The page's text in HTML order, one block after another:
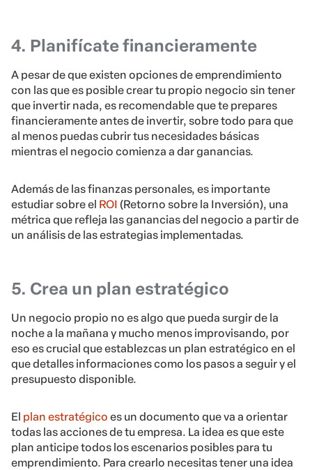
4. Planifícate financieramente
A pesar de que existen opciones de emprendimiento
con las que es posible crear tu propio negocio sin tener
que invertir nada, es recomendable que te prepares
financieramente antes de invertir, sobre todo para que
al menos puedas cubrir tus necesidades básicas
mientras el negocio comienza a dar ganancias.
Además de las finanzas personales, es importante
estudiar sobre el ROI (Retorno sobre la Inversión), una
métrica que refleja las ganancias del negocio a partir de
un análisis de las estrategias implementadas.
5. Crea un plan estratégico
Un negocio propio no es algo que pueda surgir de la
noche a la mañana y mucho menos improvisando, por
eso es crucial que establezcas un plan estratégico en el
que detalles informaciones como los pasos a seguir y el
presupuesto disponible.
El plan estratégico es un documento que va a orientar
todas las acciones de tu empresa. La idea es que este
plan anticipe todos los escenarios posibles para tu
emprendimiento. Para crearlo necesitas tener una idea